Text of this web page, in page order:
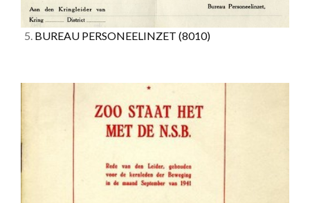
5. BUREAU PERSONEELINZET (8010)